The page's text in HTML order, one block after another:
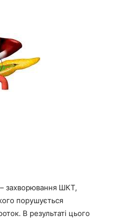
захворювання ШКТ,
порушується
В результаті цього